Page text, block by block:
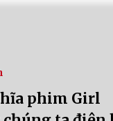
phim Girl